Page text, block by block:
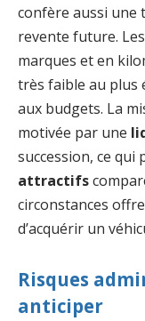
confère aussi une
revente future.
marques et en
très faible au plus
aux budgets. La
motivée par une
succession, ce qui
attractifs
circonstances
d’acquérir un
Risques
anticiper